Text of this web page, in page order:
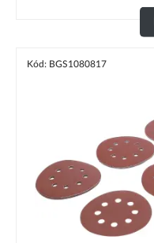
Kód: BGS1080817